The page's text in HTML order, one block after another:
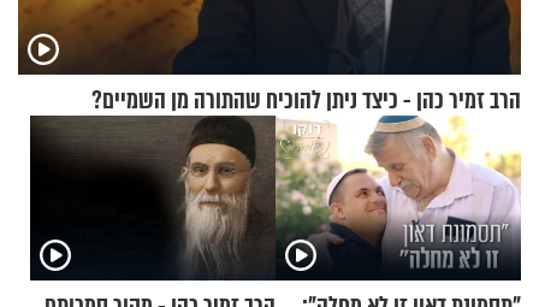
הרב זמיר כהן - כיצד ניתן להוכיח שהתורה מן השמיים?